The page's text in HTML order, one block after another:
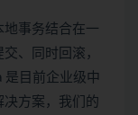
事务结合在一
、同时回滚，
是目前企业级中
方案，我们的